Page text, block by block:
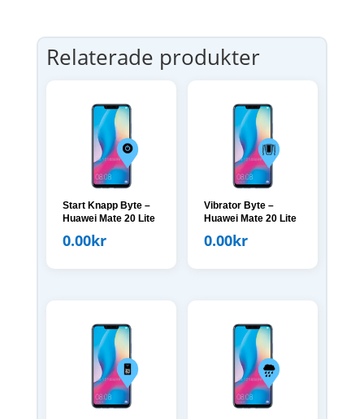
Relaterade produkter
Start Knapp Byte –
Huawei Mate 20 Lite
0.00kr
Vibrator Byte –
Huawei Mate 20 Lite
0.00kr